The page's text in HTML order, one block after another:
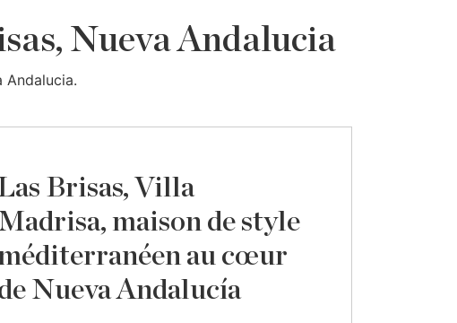
Nueva Andalucia
Andalucia.
Brisas, Villa
maison de style
au cœur
Nueva Andalucía